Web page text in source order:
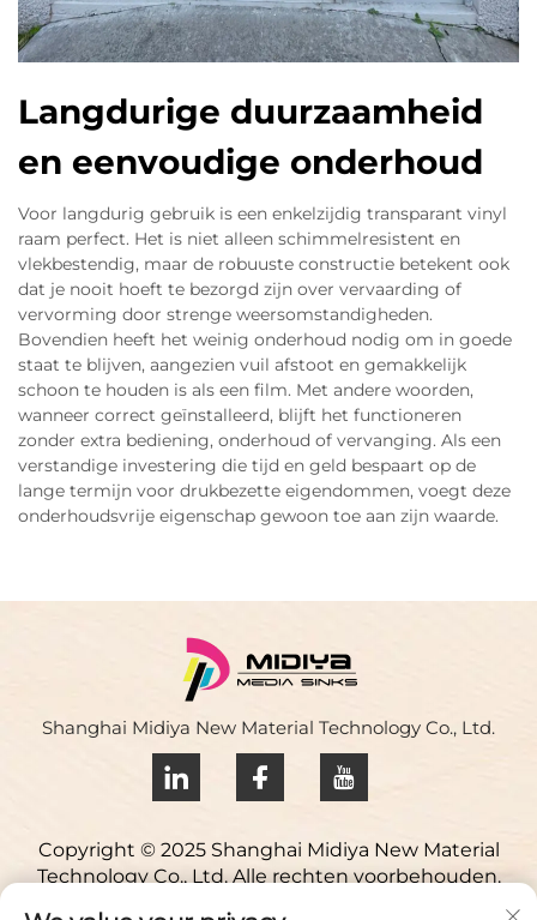
Langdurige duurzaamheid
en eenvoudige onderhoud
Voor langdurig gebruik is een enkelzijdig transparant vinyl
raam perfect. Het is niet alleen schimmelresistent en
vlekbestendig, maar de robuuste constructie betekent ook
dat je nooit hoeft te bezorgd zijn over vervaarding of
vervorming door strenge weersomstandigheden.
Bovendien heeft het weinig onderhoud nodig om in goede
staat te blijven, aangezien vuil afstoot en gemakkelijk
schoon te houden is als een film. Met andere woorden,
wanneer correct geïnstalleerd, blijft het functioneren
zonder extra bediening, onderhoud of vervanging. Als een
verstandige investering die tijd en geld bespaart op de
lange termijn voor drukbezette eigendommen, voegt deze
onderhoudsvrije eigenschap gewoon toe aan zijn waarde.
Shanghai Midiya New Material Technology Co., Ltd.
Copyright © 2025 Shanghai Midiya New Material
Technology Co., Ltd. Alle rechten voorbehouden.
Privacybeleid